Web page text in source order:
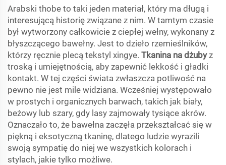
Arabski thobe to taki jeden materiał, który ma długą i
interesującą historię związane z nim. W tamtym czasie
był wytworzony całkowicie z ciepłej wełny, wykonany z
błyszczącego bawełny. Jest to dzieło rzemieślników,
którzy ręcznie plecą tekstyl xingye. Tkanina na dżubyz
troską i umiejętnością, aby zapewnić lekkość i gładki
kontakt. W tej części świata zwłaszcza potliwość na
pewno nie jest mile widziana. Wcześniej występowało
w prostych i organicznych barwach, takich jak biały,
beżowy lub szary, gdy lasy zajmowały tysiące akrów.
Oznaczało to, że bawełna zaczęła przekształcać się w
piękną i eksotyczną tkaninę, dlatego ludzie wyrazili
swoją sympatię do niej we wszystkich kolorach i
stylach, jakie tylko możliwe.